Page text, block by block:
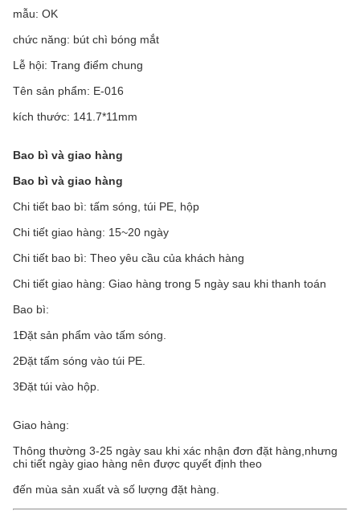
mẫu: OK
chức năng: bút chì bóng mắt
Lễ hội: Trang điểm chung
Tên sản phẩm: E-016
kích thước: 141.7*11mm
Bao bì và giao hàng
Bao bì và giao hàng
Chi tiết bao bì: tấm sóng, túi PE, hộp
Chi tiết giao hàng: 15~20 ngày
Chi tiết bao bì: Theo yêu cầu của khách hàng
Chi tiết giao hàng: Giao hàng trong 5 ngày sau khi thanh toán
Bao bì:
1Đặt sản phẩm vào tấm sóng.
2Đặt tấm sóng vào túi PE.
3Đặt túi vào hộp.
Giao hàng:
Thông thường 3-25 ngày sau khi xác nhận đơn đặt hàng,nhưng
chi tiết ngày giao hàng nên được quyết định theo
đến mùa sản xuất và số lượng đặt hàng.